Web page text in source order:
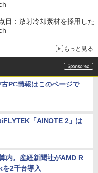
目：放射冷却素材を採用した
もっと見る
PC情報はこのページで
「AINOTE 2」は
内。産経新聞社がAMD R
2千台導入